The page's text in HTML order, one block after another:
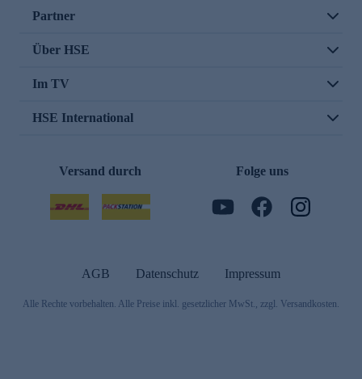
Partner
Über HSE
Im TV
HSE International
Versand durch Folge uns
AGB Datenschutz Impressum
Alle Rechte vorbehalten. Alle Preise inkl. gesetzlicher MwSt., zzgl. Versandkosten.